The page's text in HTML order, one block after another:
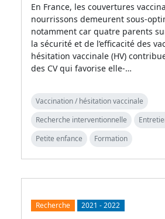
En France, les couvertures
nourrissons demeurent sous-
notamment car quatre parents
la sécurité et de l’efficacité des
hésitation vaccinale (HV)
des CV qui favorise elle-…
Vaccination / hésitation vaccinale
Recherche interventionnelle
Petite enfance
Formation
Recherche 2021 -2022